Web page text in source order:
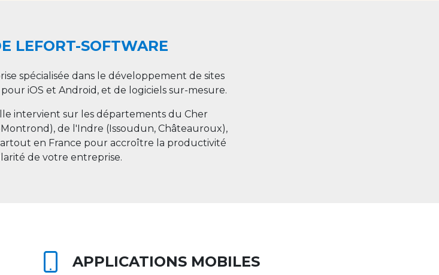
LEFORT-SOFTWARE
spécialisée dans le développement de sites
iOS et Android, et de logiciels sur-mesure.
intervient sur les départements du Cher
de l'Indre (Issoudun, Châteauroux),
en France pour accroître la productivité
de votre entreprise.
APPLICATIONS MOBILES